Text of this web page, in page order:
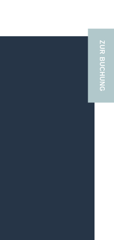
ZUR BUCHUNG